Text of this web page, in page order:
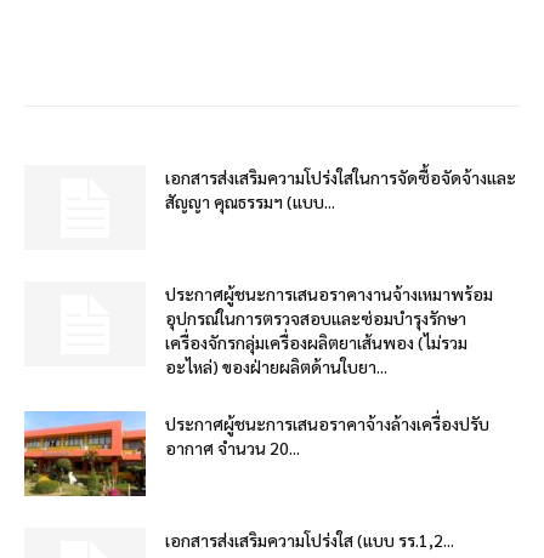
เอกสารส่งเสริมความโปร่งใสในการจัดซื้อจัดจ้างและ
สัญญา คุณธรรมฯ (แบบ...
ประกาศผู้ชนะการเสนอราคางานจ้างเหมาพร้อม
อุปกรณ์ในการตรวจสอบและซ่อมบำรุงรักษา
เครื่องจักรกลุ่มเครื่องผลิตยาเส้นพอง (ไม่รวม
อะไหล่) ของฝ่ายผลิตด้านใบยา...
ประกาศผู้ชนะการเสนอราคาจ้างล้างเครื่องปรับ
อากาศ จำนวน 20...
เอกสารส่งเสริมความโปร่งใส (แบบ รร.1,2...